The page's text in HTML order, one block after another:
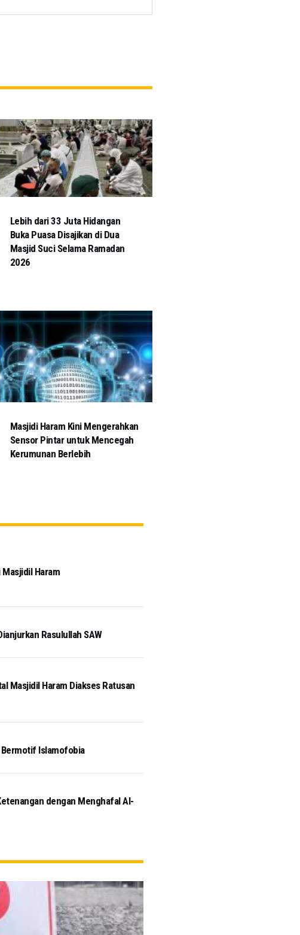
Lebih dari 33 Juta Hidangan
Buka Puasa Disajikan di Dua
Masjid Suci Selama Ramadan
2026
Masjidi Haram Kini Mengerahkan
Sensor Pintar untuk Mencegah
Kerumunan Berlebih
Haram
Rasulullah SAW
Masjidil Haram Diakses Ratusan
Bermotif Islamofobia
dengan Menghafal Al-